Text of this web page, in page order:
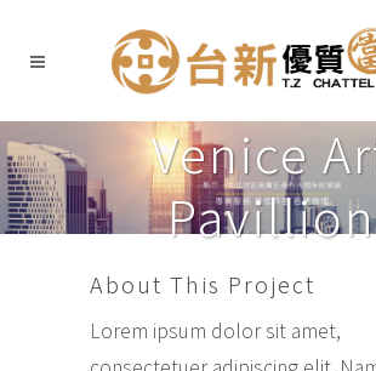
Venice
Pavillion
About This Project
Lorem ipsum dolor sit amet,